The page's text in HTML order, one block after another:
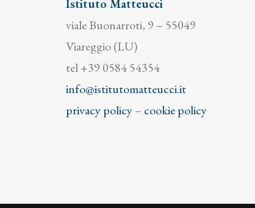
Istituto Matteucci
viale Buonarroti, 9 – 55049
Viareggio (LU)
tel +39 0584 54354
info@istitutomatteucci.it
privacy policy– cookie policy